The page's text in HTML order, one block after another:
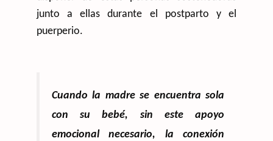
junto a ellas durante el postparto y el
puerperio.
Cuando la madre se encuentra sola
con su bebé, sin este apoyo
emocional necesario, la conexión